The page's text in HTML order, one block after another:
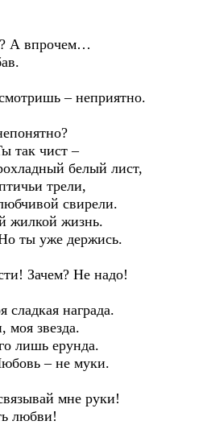
А впрочем…
– неприятно.
так чист –
белый лист,
трели,
свирели.
жилкой жизнь.
ты уже держись.
Зачем? Не надо!
награда.
моя звезда.
лишь ерунда.
– не муки.
мне руки!
любви!